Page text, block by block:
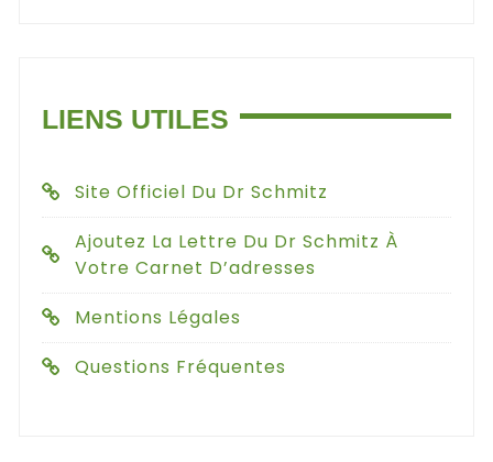
LIENS UTILES
Site Officiel Du Dr Schmitz
Ajoutez La Lettre Du Dr Schmitz À
Votre Carnet D’adresses
Mentions Légales
Questions Fréquentes